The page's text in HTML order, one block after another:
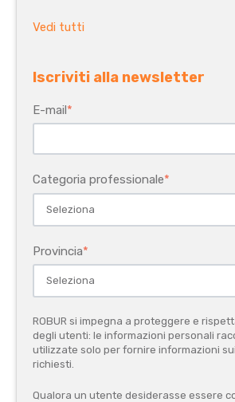
Vedi tutti
Iscriviti alla newsletter
E-mail*
Categoria professionale*
Provincia*
ROBUR si impegna a proteggere e
degli utenti: le informazioni personali
utilizzate solo per fornire informazioni
richiesti.
Qualora un utente desiderasse essere